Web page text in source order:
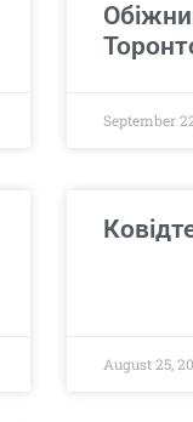
September
August 25,